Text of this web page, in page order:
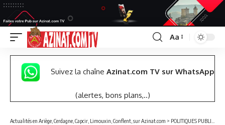
Font
Resizer
Aa
Suivez la chaîne Azinat.com TV sur WhatsApp
(alertes, bons plans,..)
Actualités en Ariège, Cerdagne, Capcir, Limouxin, Conflent, sur Azinat.com > POLITIQUES PUBLIQUES